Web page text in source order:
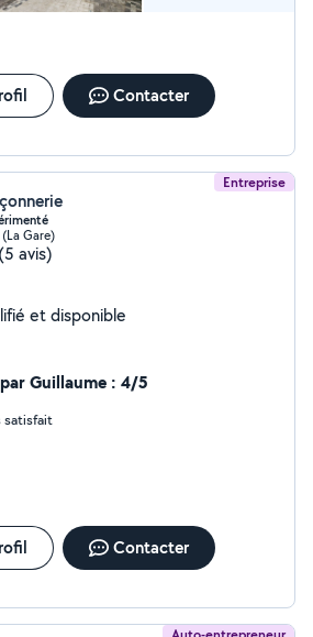
Contacter
Entreprise
Gare)
(5 avis)
et disponible
Guillaume : 4/5
satisfait
Contacter